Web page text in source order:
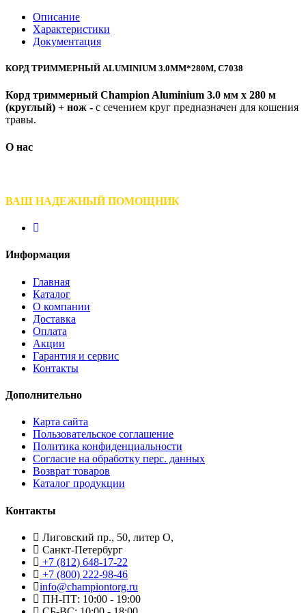
Описание
Характеристики
Документация
КОРД ТРИММЕРНЫЙ ALUMINIUM 3.0ММ*280М, С7038
Корд триммерный Champion Aluminium 3.0 мм х 280 м
(круглый) + нож - с сечением круг предназначен для кошения
травы.
О нас
ВАШ НАДЕЖНЫЙ ПОМОЩНИК
Информация
Главная
Каталог
О компании
Доставка
Оплата
Акции
Гарантия и сервис
Контакты
Дополнительно
Карта сайта
Пользовательское соглашение
Политика конфиденциальности
Согласие на обработку перс. данных
Возврат товаров
Каталог продукции
Контакты
Лиговский пр., 50, литер О,
Санкт-Петербург
+7 (812) 648-17-22
+7 (800) 222-98-46
info@championtorg.ru
ПН-ПТ: 10:00 - 19:00